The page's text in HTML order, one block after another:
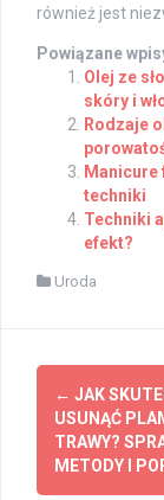
również jest
Powiązane
Olej ze
skóry i
Rodzaje
Manicure
techniki
Techniki
efekt?
Uroda
Post
← JAK
USUNĄĆ
TRAWY?
METODY I